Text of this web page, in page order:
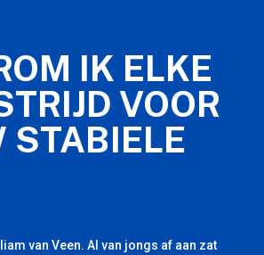
IK ELKE
VOOR
STABIELE
van Veen. Al van jongs af aan zat